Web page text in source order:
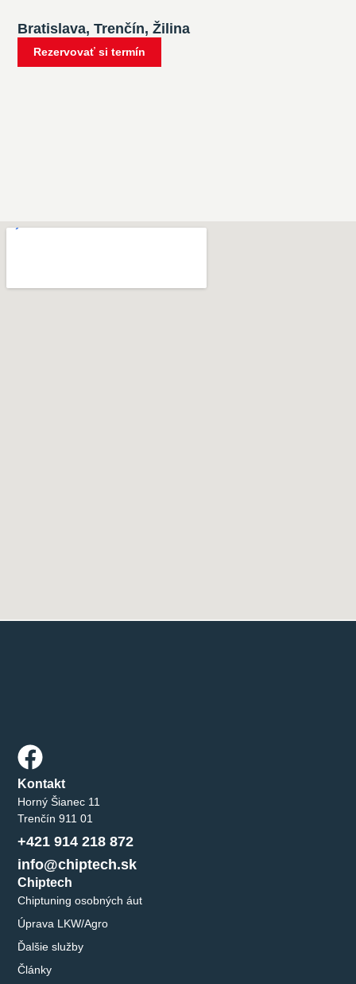
Bratislava, Trenčín, Žilina
Rezervovať si termín
Chiptech
Chiptuning osobných áut
Úprava LKW/Agro
Ďalšie služby
Články
Kontakt
Horný Šianec 11
Trenčín 911 01
+421 914 218 872
info@chiptech.sk